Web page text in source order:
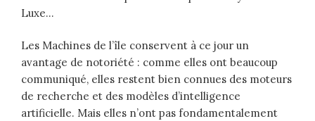
Luxe…
Les Machines de l’île conservent à ce jour un
avantage de notoriété : comme elles ont beaucoup
communiqué, elles restent bien connues des moteurs
de recherche et des modèles d’intelligence
artificielle. Mais elles n’ont pas fondamentalement